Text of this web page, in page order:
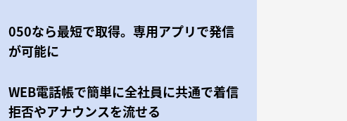
050なら最短で取得。専用アプリで発信
が可能に
WEB電話帳で簡単に全社員に共通で着信
拒否やアナウンスを流せる